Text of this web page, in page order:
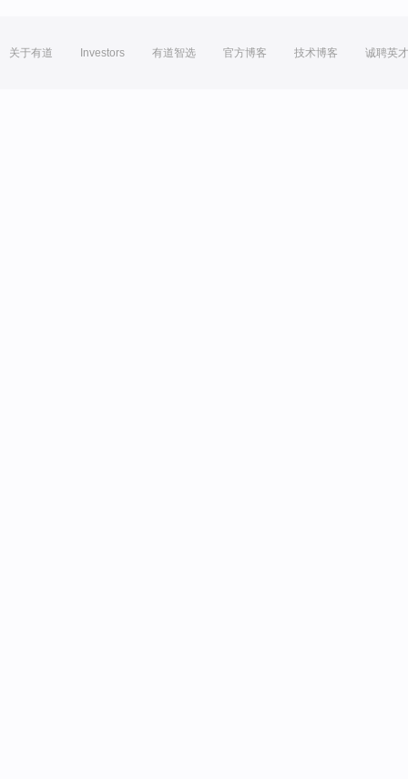
关于有道 Investors 有道智选 官方博客 技术博客 诚聘英才